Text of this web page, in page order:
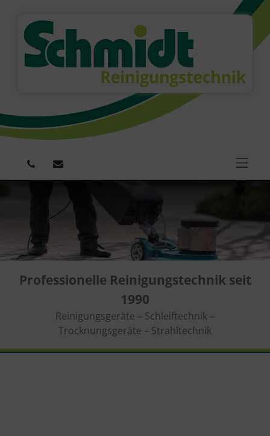
Professionelle Reinigungstechnik seit
1990
Reinigungsgeräte – Schleiftechnik –
Trocknungsgeräte – Strahltechnik